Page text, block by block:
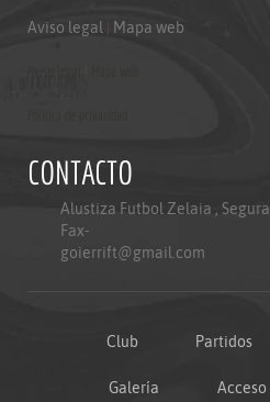
Aviso legal Mapa web
CONTACTO
Alustiza Futbol Zelaia ,
Fax-
goierrift@gmail.com
Club Partidos
Galería